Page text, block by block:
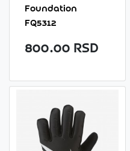
Foundation
FQ5312
800.00 RSD